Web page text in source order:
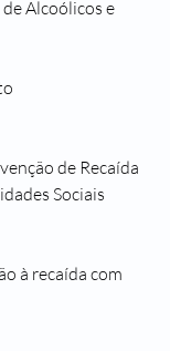
Alcoólicos e
de Recaída
Sociais
à recaída com